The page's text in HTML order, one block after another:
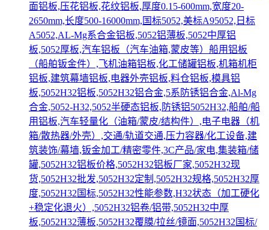
面铝板,压花铝板,花纹铝板,厚度0.15-600mm,宽度20-
2650mm,长度500-16000mm,国标5052,美标A95052,日标
A5052,AL-Mg系合金铝板,5052铝薄板,5052中厚铝
板,5052厚板,汽车铝板（汽车油箱,蒙皮等）船用铝板
（船舶钣金件）,飞机油箱铝板,化工储罐铝板,机箱机柜
铝板,建筑幕墙铝板,电器外壳铝板,料仓铝板,模具铝
板,5052H32铝板,5052H32铝合金,5系防锈铝合金,Al-Mg
合金,5052-H32,5052半硬态铝板,防锈铝5052H32,船舶/船
用铝板,汽车轻量化（油箱/蒙皮/结构件）,电子电器（机
箱/散热器/外壳）,交通/轨道交通,压力容器/化工设备,建
筑装饰/幕墙,钣金加工/精密零件,3C产品/家电,集装箱/储
罐,5052H32铝板价格,5052H32铝板厂家,5052H32现
货,5052H32批发,5052H32定制,5052H32规格,5052H32厚
度,5052H32国标,5052H32性能参数,H32状态（加工硬化
+稳定化退火）,5052H32铝卷/铝带,5052H32中厚
板,5052H32薄板,5052H32覆膜/拉丝/镜面,5052H32国标/